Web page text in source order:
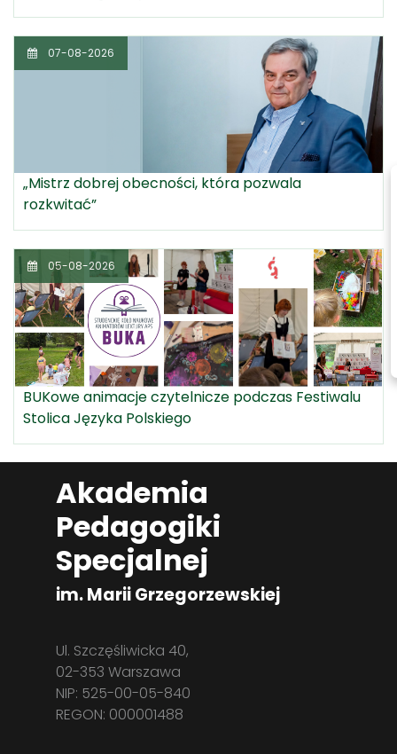
07-08-2026
„Mistrz dobrej obecności, która pozwala
rozkwitać”
05-08-2026
BUKowe animacje czytelnicze podczas Festiwalu
Stolica Języka Polskiego
Akademia
Pedagogiki
Specjalnej
im. Marii Grzegorzewskiej
Ul. Szczęśliwicka 40,
02-353 Warszawa
NIP: 525-00-05-840
REGON: 000001488